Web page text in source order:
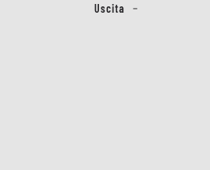
Uscita
–